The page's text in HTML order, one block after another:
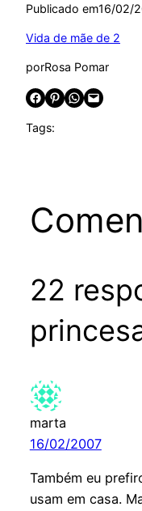
Publicado em16/02/
Vida de mãe de 2
porRosa Pomar
Share on Facebook Share on Pinterest Share on WhatsApp Email this Page
Tags:
22
marta
16/02/2007
Também eu
usam em casa.